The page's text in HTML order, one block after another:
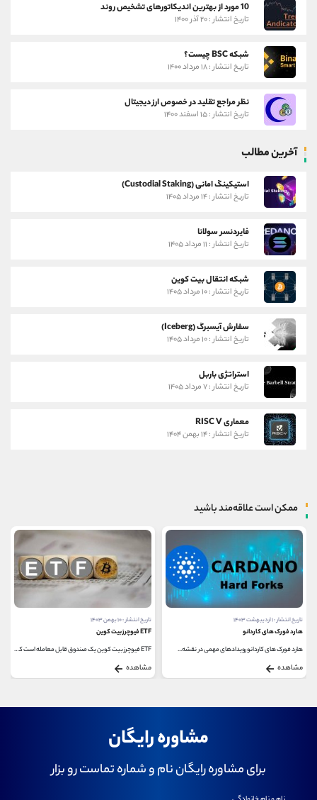
10 مورد از بهترین اندیکاتورهای تشخیص روند
تاریخ انتشار : ۲۰ آذر ۱۴۰۰
شبکه BSC چیست؟
تاریخ انتشار : ۱۸ مرداد ۱۴۰۰
نظر مراجع تقلید در خصوص ارز دیجیتال
تاریخ انتشار : ۱۵ اسفند ۱۴۰۰
آخرین مطالب
استیکینگ امانی (Custodial Staking)
تاریخ انتشار : ۱۴ مرداد ۱۴۰۵
فایردنسر سولانا
تاریخ انتشار : ۱۱ مرداد ۱۴۰۵
شبکه انتقال بیت کوین
تاریخ انتشار : ۱۰ مرداد ۱۴۰۵
سفارش آیسبرگ (Iceberg)
تاریخ انتشار : ۱۰ مرداد ۱۴۰۵
استراتژی باربل
تاریخ انتشار : ۷ مرداد ۱۴۰۵
معماری RISC V
تاریخ انتشار : ۱۴ بهمن ۱۴۰۴
ممکن است علاقه‌مند باشید
تاریخ انتشار : ۱ اردیبهشت ۱۴۰۳
هارد فورک های کاردانو
هارد فورک های کاردانو رویدادهای مهمی در نقشه...
مشاهده
تاریخ انتشار : ۱۰ بهمن ۱۴۰۳
ETF فیوچرز بیت کوین
ETF فیوچرز بیت کوین یک صندوق قابل معامله است که...
مشاهده
مشاوره رایگان
برای مشاوره رایگان نام و شماره تماست رو بزار